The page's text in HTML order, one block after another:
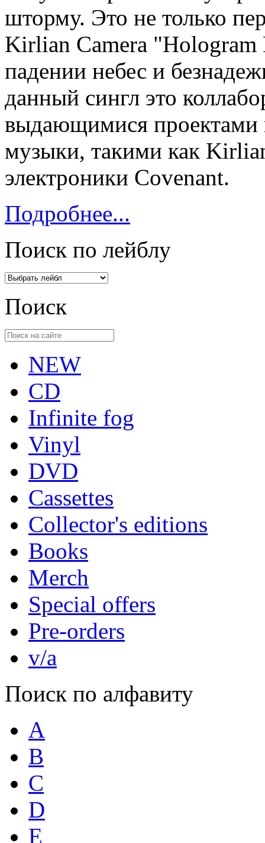
шторму. Это не только
Kirlian Camera
падении небес и
данный сингл это
выдающимися проектами
музыки, такими как
электроники Covenant.
Подробнее...
Поиск по лейблу
Поиск
NEW
CD
Infinite fog
Vinyl
DVD
Cassettes
Collector's editions
Books
Merch
Special offers
Pre-orders
v/a
Поиск по алфавиту
A
B
C
D
E